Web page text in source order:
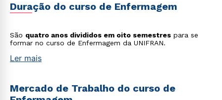
Duração do curso de Enfermagem
São quatro anos divididos em oito semestres para se
formar no curso de Enfermagem da UNIFRAN.
Ler mais
Mercado de Trabalho do curso de